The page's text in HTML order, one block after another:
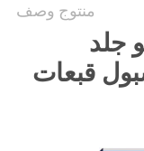
منتوج وصف
جلد
قبعات